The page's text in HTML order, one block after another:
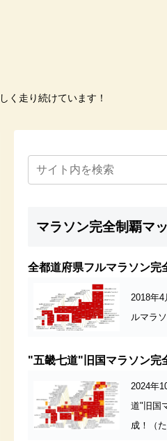
く走り続けています！
マラソン完全制覇マ
全都道府県フルマラソン完
2018年
ルマラ
"五畿七道"旧国マラソン完
2024年
道"旧国
成！（